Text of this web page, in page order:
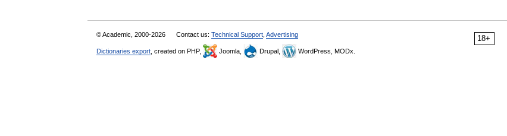
18+
© Academic, 2000-2026 Contact us: Technical Support Advertising
Dictionaries export , created on PHP, Joomla, Drupal, WordPress, MODx.